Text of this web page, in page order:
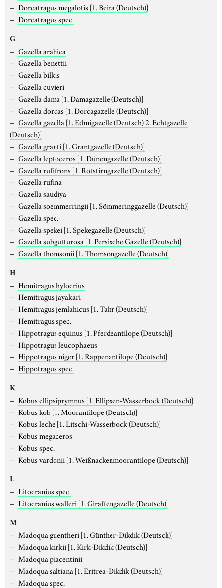
Dorcatragus megalotis [1. Beira (Deutsch)]
Dorcatragus spec.
G
Gazella arabica
Gazella benettii
Gazella bilkis
Gazella cuvieri
Gazella dama [1. Damagazelle (Deutsch)]
Gazella dorcas [1. Dorcagazelle (Deutsch)]
Gazella gazella [1. Edmigazelle (Deutsch) 2. Echtgazelle
(Deutsch)]
Gazella granti [1. Grantgazelle (Deutsch)]
Gazella leptoceros [1. Dünengazelle (Deutsch)]
Gazella rufifrons [1. Rotstirngazelle (Deutsch)]
Gazella rufina
Gazella saudiya
Gazella soemmerringii [1. Sömmeringgazelle (Deutsch)]
Gazella spec.
Gazella spekei [1. Spekegazelle (Deutsch)]
Gazella subgutturosa [1. Persische Gazelle (Deutsch)]
Gazella thomsonii [1. Thomsongazelle (Deutsch)]
H
Hemitragus hylocrius
Hemitragus jayakari
Hemitragus jemlahicus [1. Tahr (Deutsch)]
Hemitragus spec.
Hippotragus equinus [1. Pferdeantilope (Deutsch)]
Hippotragus leucophaeus
Hippotragus niger[1. Rappenantilope (Deutsch)]
Hippotragus spec.
K
Kobus ellipsiprymnus [1. Ellipsen-Wasserbock (Deutsch)]
Kobus kob[1. Moorantilope (Deutsch)]
Kobus leche [1. Litschi-Wasserbock (Deutsch)]
Kobus megaceros
Kobus spec.
Kobus vardonii [1. Weißnackenmoorantilope (Deutsch)]
L
Litocranius spec.
Litocranius walleri [1. Giraffengazelle (Deutsch)]
M
Madoqua guentheri [1. Günther-Dikdik (Deutsch)]
Madoqua kirkii [1. Kirk-Dikdik (Deutsch)]
Madoqua piacentinii
Madoqua saltiana [1. Eritrea-Dikdik (Deutsch)]
Madoqua spec.